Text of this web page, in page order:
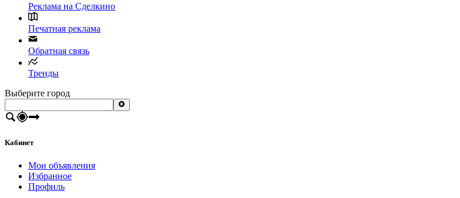
Реклама на Сделкино
Печатная реклама
Обратная связь
Тренды
Выберите город
Кабинет
Мои объявления
Избранное
Профиль